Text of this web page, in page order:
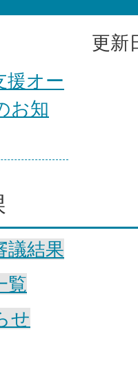
更新
援オー
お知
議結果
覧
せ